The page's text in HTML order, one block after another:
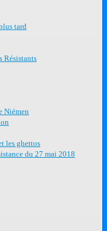
tard
Résistants
Niémen
les ghettos
du 27 mai 2018